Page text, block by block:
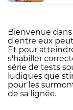
Bienvenue
d'entre eux
Et pour
s'habiller
série de tests
ludiques que
pour les
de sa lignée.